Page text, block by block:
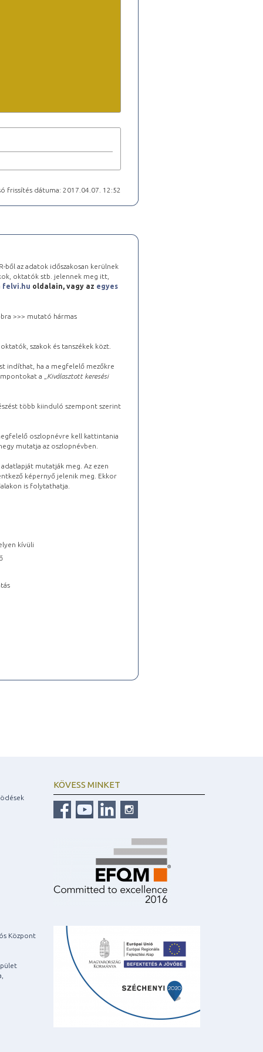
frissítés dátuma: 2017.04.07. 12:52
ből az adatok időszakosan kerülnek
oktatók stb. jelennek meg itt,
felvi.hu oldalain, vagy az egyes
>>> mutató hármas
szakok és tanszékek közt.
indíthat, ha a megfelelő mezőkre
a „ Kiválasztott keresési
több kiinduló szempont szerint
oszlopnévre kell kattintania
mutatja az oszlopnévben.
mutatják meg. Az ezen
képernyő jelenik meg. Ekkor
is folytathatja.
kívüli
Központ
KÖVESS MINKET